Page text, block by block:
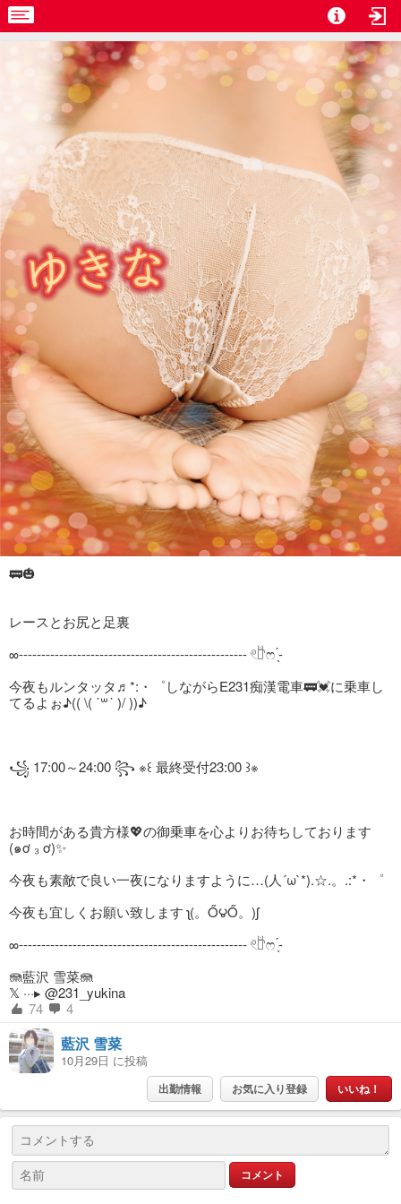
🚃🎃
レースとお尻と足裏
∞---------------------------------------------------‪ 𓏲𓎨ෆ ̖́-‬
今夜もルンタッタ♬*:・゜しながらE231痴漢電車🚃💓に乗車し
てるよぉ♪(( \( ˙꒳​˙ )/ ))♪‬
꧁ 17:00～24:00 ꧂ ※꒰ 最終受付23:00 ꒱‬※
お時間がある貴方様💖の御乗車を心よりお待ちしております
(๑ơ ₃ ơ)✨
今夜も素敵で良い一夜になりますように…(人´ω`*).☆.。.:*・゜
今夜も宜しくお願い致します ʅ(。Ő౪Ő。)ʃ
∞---------------------------------------------------‪ 𓏲𓎨ෆ ̖́-‬
🪼藍沢 雪菜🪼
𝕏 ···▸ @231_yukina
74
4
藍沢 雪菜
10月29日 に投稿
いいね！
お気に入り登録
出勤情報